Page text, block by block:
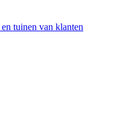
tuinen van klanten